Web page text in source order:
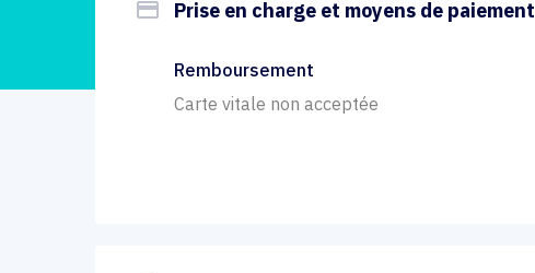
payment Prise en charge et moyens de paiement
Remboursement
Carte vitale non acceptée